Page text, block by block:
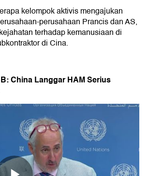
kelompok aktivis mengajukan
perusahaan Prancis dan AS,
terhadap kemanusiaan di
di Cina.
China Langgar HAM Serius